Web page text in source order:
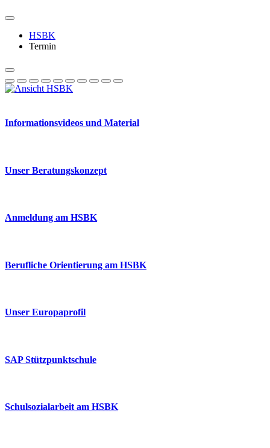
HSBK
Termin
Informationsvideos und Material
Unser Beratungskonzept
Anmeldung am HSBK
Berufliche Orientierung am HSBK
Unser Europaprofil
SAP Stützpunktschule
Schulsozialarbeit am HSBK